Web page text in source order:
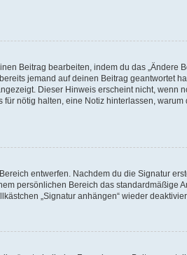
Beitrag bearbeiten, indem du das „Ändere
jemand auf deinen Beitrag geantwortet
Dieser Hinweis erscheint nicht, wenn
nötig halten, eine Notiz hinterlassen, warum
entwerfen. Nachdem du die Signatur
persönlichen Bereich das standardmäßige
„Signatur anhängen“ wieder